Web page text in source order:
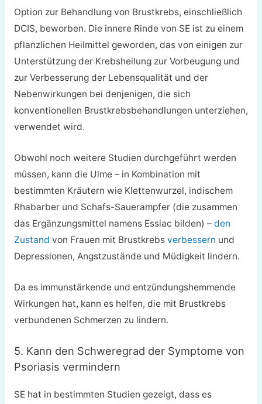
Option zur Behandlung von Brustkrebs, einschließlich
DCIS, beworben. Die innere Rinde von SE ist zu einem
pflanzlichen Heilmittel geworden, das von einigen zur
Unterstützung der Krebsheilung zur Vorbeugung und
zur Verbesserung der Lebensqualität und der
Nebenwirkungen bei denjenigen, die sich
konventionellen Brustkrebsbehandlungen unterziehen,
verwendet wird.
Obwohl noch weitere Studien durchgeführt werden
müssen, kann die Ulme – in Kombination mit
bestimmten Kräutern wie Klettenwurzel, indischem
Rhabarber und Schafs-Sauerampfer (die zusammen
das Ergänzungsmittel namens Essiac bilden) – den
Zustand von Frauen mit Brustkrebs verbessern und
Depressionen, Angstzustände und Müdigkeit lindern.
Da es immunstärkende und entzündungshemmende
Wirkungen hat, kann es helfen, die mit Brustkrebs
verbundenen Schmerzen zu lindern.
5. Kann den Schweregrad der Symptome von
Psoriasis vermindern
SE hat in bestimmten Studien gezeigt, dass es